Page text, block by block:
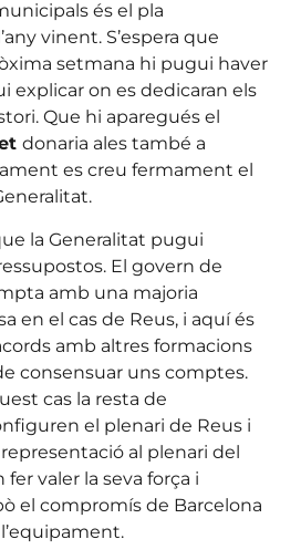
és el pla
vinent. S’espera que
setmana hi pugui haver
explicar on es dedicaran els
Que hi aparegués el
donaria ales també a
es creu fermament el
la Generalitat pugui
El govern de
amb una majoria
en el cas de Reus, i aquí és
amb altres formacions
consensuar uns comptes.
cas la resta de
el plenari de Reus i
al plenari del
valer la seva força i
el compromís de Barcelona